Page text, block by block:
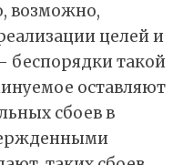
возможно,
целей и
беспорядки такой
оставляют
сбоев в